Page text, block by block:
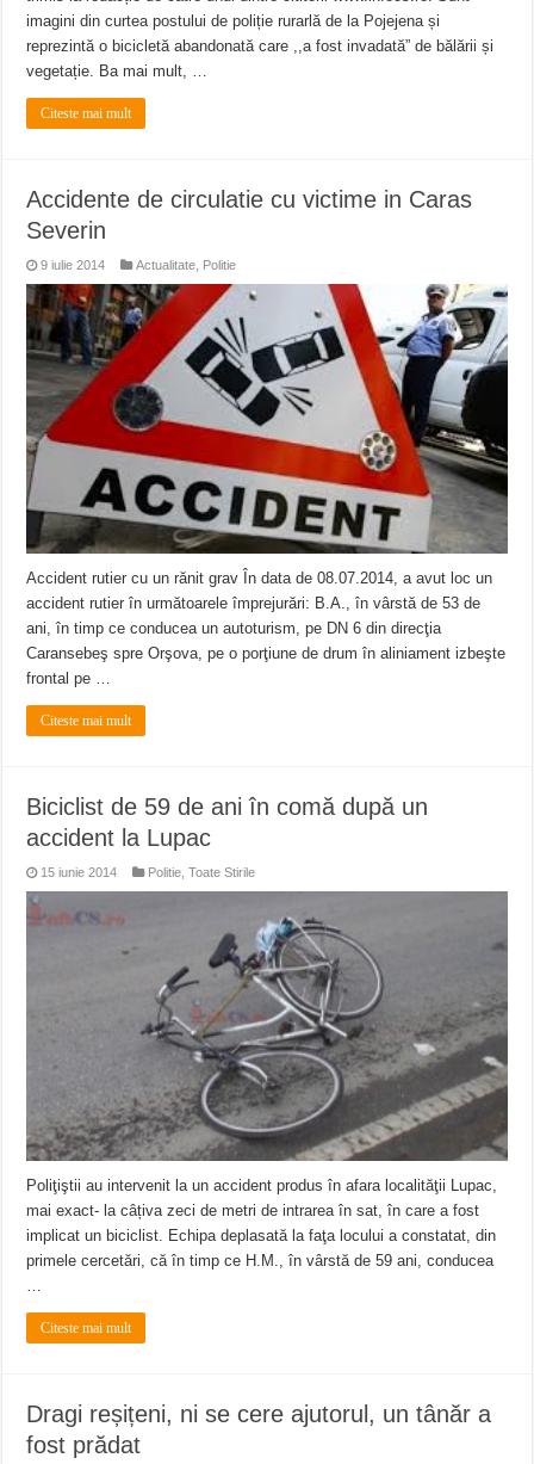
imagini din curtea postului de poliție rurarlă de la Pojejena și
reprezintă o bicicletă abandonată care ,,a fost invadată” de bălării și
vegetație. Ba mai mult, …
Citeste mai mult
Accidente de circulatie cu victime in Caras
Severin
9 iulie 2014 Actualitate Politie
Accident rutier cu un rănit grav În data de 08.07.2014, a avut loc un
accident rutier în următoarele împrejurări: B.A., în vârstă de 53 de
ani, în timp ce conducea un autoturism, pe DN 6 din direcţia
Caransebeş spre Orşova, pe o porţiune de drum în aliniament izbeşte
frontal pe …
Citeste mai mult
Biciclist de 59 de ani în comă după un
accident la Lupac
15 iunie 2014 Politie ,Toate Stirile
Poliţiştii au intervenit la un accident produs în afara localităţii Lupac,
mai exact- la câțiva zeci de metri de intrarea în sat, în care a fost
implicat un biciclist. Echipa deplasată la faţa locului a constatat, din
primele cercetări, că în timp ce H.M., în vârstă de 59 ani, conducea
…
Citeste mai mult
Dragi reșițeni, ni se cere ajutorul, un tânăr a
fost prădat